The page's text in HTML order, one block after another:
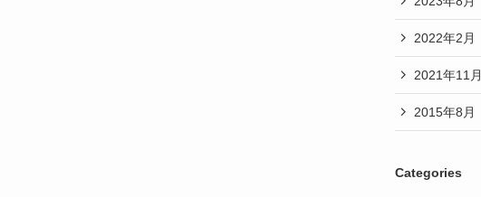
2022年2月
2021年11月
2015年8月
Categories